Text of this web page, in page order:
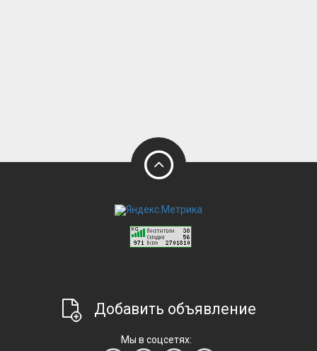
Добавить объявление
Мы в соцсетях: